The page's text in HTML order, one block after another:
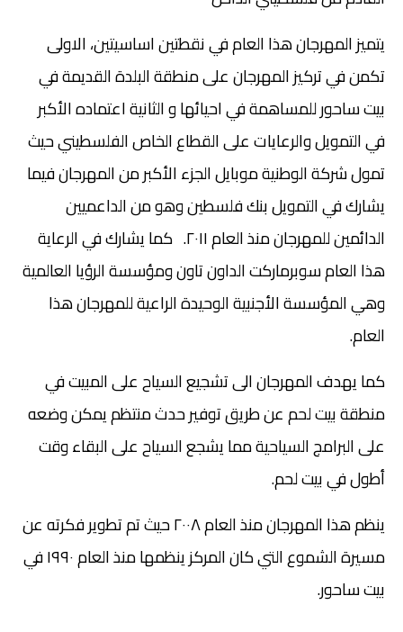
يتميز المهرجان هذا العام في نقطتين اساسيتين، الاولى
تكمن في تركيز المهرجان على منطقة البلدة القديمة في
بيت ساحور للمساهمة في احيائها و الثانية اعتماده الأكبر
في التمويل والرعايات على القطاع الخاص الفلسطيني حيث
تمول شركة الوطنية موبايل الجزء الأكبر من المهرجان فيما
يشارك في التمويل بنك فلسطين وهو من الداعميين
الدائمين للمهرجان منذ العام ٢٠١١. كما يشارك في الرعاية
هذا العام سوبرماركت الداون تاون ومؤسسة الرؤيا العالمية
وهي المؤسسة الأجنبية الوحيدة الراعية للمهرجان هذا
العام.
كما يهدف المهرجان الى تشجيع السياح على المبيت في
منطقة بيت لحم عن طريق توفير حدث منتظم يمكن وضعه
على البرامج السياحية مما يشجع السياح على البقاء وقت
أطول في بيت لحم.
ينظم هذا المهرجان منذ العام ٢٠٠٨ حيث تم تطوير فكرته عن
مسيرة الشموع التي كان المركز ينظمها منذ العام ١٩٩٠ في
بيت ساحور.